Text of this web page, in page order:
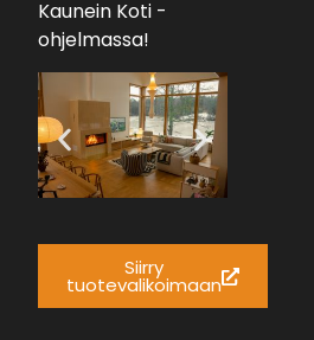
Kaunein Koti -
ohjelmassa!
Siirry
tuotevalikoimaan